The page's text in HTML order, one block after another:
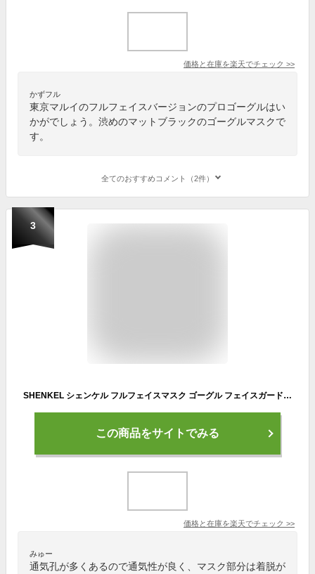
価格と在庫を楽天でチェック >>
かずフル
東京マルイのフルフェイスバージョンのプロゴーグルはい
かがでしょう。渋めのマットブラックのゴーグルマスクで
す。
全てのおすすめコメント（2件）
3
SHENKEL シェンケル フルフェイスマスク ゴーグル フェイスガード マスク フルフェイス 曇らない 眼鏡併用 ネメシス ジェッペル ジェットヘルメット ナーフ サバゲー 装備 メンズ レディース
この商品をサイトでみる
価格と在庫を楽天でチェック >>
みゅー
通気孔が多くあるので通気性が良く、マスク部分は着脱が